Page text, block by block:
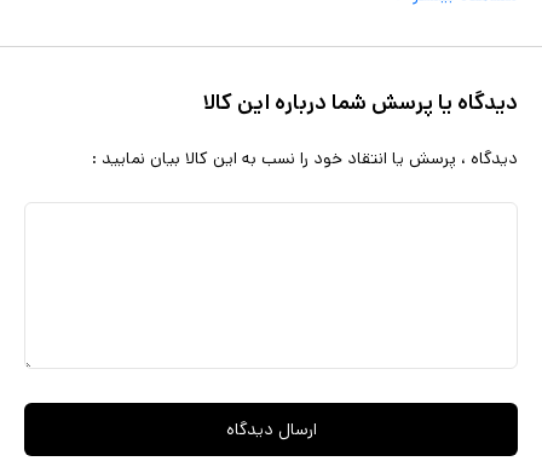
دیدگاه یا پرسش شما درباره این کالا
دیدگاه ، پرسش یا انتقاد خود را نسب به این کالا بیان نمایید :
ارسال دیدگاه